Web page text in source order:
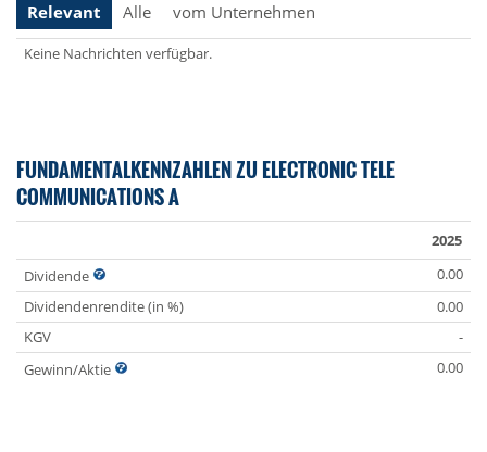
Relevant
Alle vom Unternehmen
Keine Nachrichten verfügbar.
FUNDAMENTALKENNZAHLEN ZU ELECTRONIC TELE
COMMUNICATIONS A
2025
Dividende
0.00
Dividendenrendite (in %)
0.00
KGV
-
Gewinn/Aktie
0.00